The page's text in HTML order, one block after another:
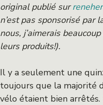
original publié sur
n’est pas sponsorisé par
nous, j’aimerais
leurs produits!).
Il y a seulement une
toujours que la majorité
vélo étaient bien